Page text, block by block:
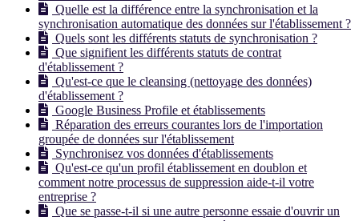
Quelle est la différence entre la synchronisation et la
synchronisation automatique des données sur l'établissement ?
Quels sont les différents statuts de synchronisation ?
Que signifient les différents statuts de contrat
d'établissement ?
Qu'est-ce que le cleansing (nettoyage des données)
d'établissement ?
Google Business Profile et établissements
Réparation des erreurs courantes lors de l'importation
groupée de données sur l'établissement
Synchronisez vos données d'établissements
Qu'est-ce qu'un profil établissement en doublon et
comment notre processus de suppression aide-t-il votre
entreprise ?
Que se passe-t-il si une autre personne essaie d'ouvrir un